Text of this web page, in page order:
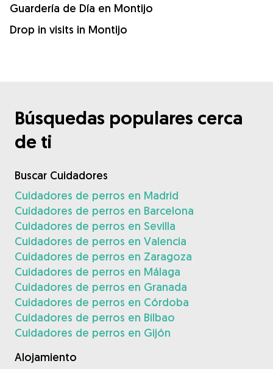
Guardería de Día en Montijo
Drop in visits in Montijo
Búsquedas populares cerca
de ti
Buscar Cuidadores
Cuidadores de perros en Madrid
Cuidadores de perros en Barcelona
Cuidadores de perros en Sevilla
Cuidadores de perros en Valencia
Cuidadores de perros en Zaragoza
Cuidadores de perros en Málaga
Cuidadores de perros en Granada
Cuidadores de perros en Córdoba
Cuidadores de perros en Bilbao
Cuidadores de perros en Gijón
Alojamiento